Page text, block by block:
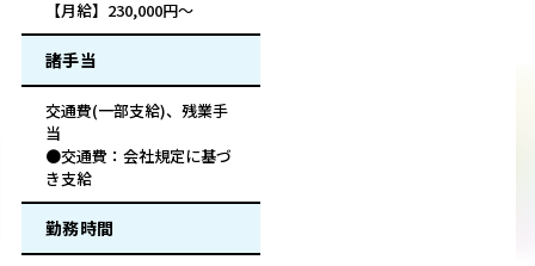
【月給】230,000円～
諸手当
交通費(一部支給)、残業手
当
●交通費：会社規定に基づ
き支給
勤務時間